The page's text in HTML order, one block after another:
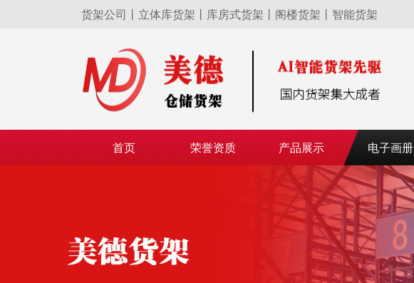
货架公司丨立体库货架丨库房式货架丨阁楼货架丨智能货架
首页 荣誉资质 产品展示 电子画册